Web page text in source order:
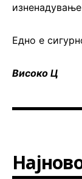
Едно е
Високо Ц